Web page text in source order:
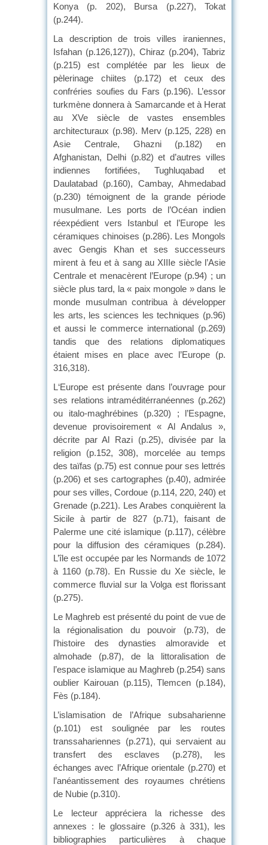
Konya (p. 202), Bursa (p.227), Tokat
(p.244).
La description de trois villes iraniennes,
Isfahan (p.126,127)), Chiraz (p.204), Tabriz
(p.215) est complétée par les lieux de
pèlerinage chiites (p.172) et ceux des
confréries soufies du Fars (p.196). L’essor
turkmène donnera à Samarcande et à Herat
au XVe siècle de vastes ensembles
architecturaux (p.98). Merv (p.125, 228) en
Asie Centrale, Ghazni (p.182) en
Afghanistan, Delhi (p.82) et d’autres villes
indiennes fortifiées, Tughluqabad et
Daulatabad (p.160), Cambay, Ahmedabad
(p.230) témoignent de la grande période
musulmane. Les ports de l’Océan indien
réexpédient vers Istanbul et l’Europe les
céramiques chinoises (p.286). Les Mongols
avec Gengis Khan et ses successeurs
mirent à feu et à sang au XIIIe siècle l’Asie
Centrale et menacèrent l’Europe (p.94) ; un
siècle plus tard, la « paix mongole » dans le
monde musulman contribua à développer
les arts, les sciences les techniques (p.96)
et aussi le commerce international (p.269)
tandis que des relations diplomatiques
étaient mises en place avec l’Europe (p.
316,318).
L‘Europe est présente dans l’ouvrage pour
ses relations intraméditérranéennes (p.262)
ou italo-maghrébines (p.320) ; l’Espagne,
devenue provisoirement « Al Andalus »,
décrite par Al Razi (p.25), divisée par la
religion (p.152, 308), morcelée au temps
des taïfas (p.75) est connue pour ses lettrés
(p.206) et ses cartographes (p.40), admirée
pour ses villes, Cordoue (p.114, 220, 240) et
Grenade (p.221). Les Arabes conquièrent la
Sicile à partir de 827 (p.71), faisant de
Palerme une cité islamique (p.117), célèbre
pour la diffusion des céramiques (p.284).
L’île est occupée par les Normands de 1072
à 1160 (p.78). En Russie du Xe siècle, le
commerce fluvial sur la Volga est florissant
(p.275).
Le Maghreb est présenté du point de vue de
la régionalisation du pouvoir (p.73), de
l’histoire des dynasties almoravide et
almohade (p.87), de la littoralisation de
l’espace islamique au Maghreb (p.254) sans
oublier Kairouan (p.115), Tlemcen (p.184),
Fès (p.184).
L’islamisation de l’Afrique subsaharienne
(p.101) est soulignée par les routes
transsahariennes (p.271), qui servaient au
transfert des esclaves (p.278), les
échanges avec l’Afrique orientale (p.270) et
l’anéantissement des royaumes chrétiens
de Nubie (p.310).
Le lecteur appréciera la richesse des
annexes : le glossaire (p.326 à 331), les
bibliographies particulières à chaque